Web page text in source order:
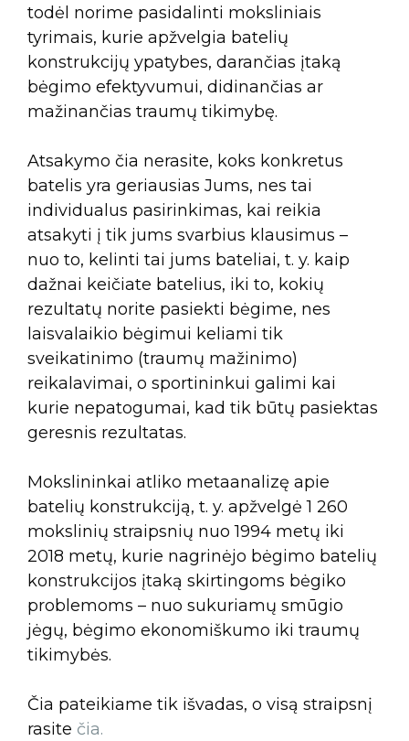
todėl norime pasidalinti moksliniais
tyrimais, kurie apžvelgia batelių
konstrukcijų ypatybes, darančias įtaką
bėgimo efektyvumui, didinančias ar
mažinančias traumų tikimybę.
Atsakymo čia nerasite, koks konkretus
batelis yra geriausias Jums, nes tai
individualus pasirinkimas, kai reikia
atsakyti į tik jums svarbius klausimus –
nuo to, kelinti tai jums bateliai, t. y. kaip
dažnai keičiate batelius, iki to, kokių
rezultatų norite pasiekti bėgime, nes
laisvalaikio bėgimui keliami tik
sveikatinimo (traumų mažinimo)
reikalavimai, o sportininkui galimi kai
kurie nepatogumai, kad tik būtų pasiektas
geresnis rezultatas.
Mokslininkai atliko metaanalizę apie
batelių konstrukciją, t. y. apžvelgė 1 260
mokslinių straipsnių nuo 1994 metų iki
2018 metų, kurie nagrinėjo bėgimo batelių
konstrukcijos įtaką skirtingoms bėgiko
problemoms – nuo sukuriamų smūgio
jėgų, bėgimo ekonomiškumo iki traumų
tikimybės.
Čia pateikiame tik išvadas, o visą straipsnį
rasite čia.